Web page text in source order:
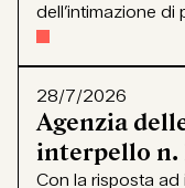
dell’intimazione di
28/7/2026
Agenzia
interpello n.
Con la risposta